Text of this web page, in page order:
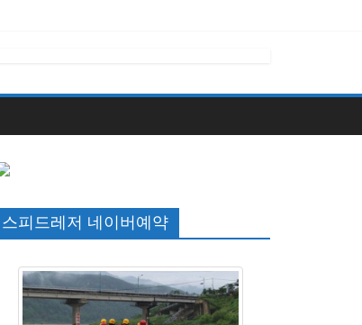
스피드레저 네이버예약